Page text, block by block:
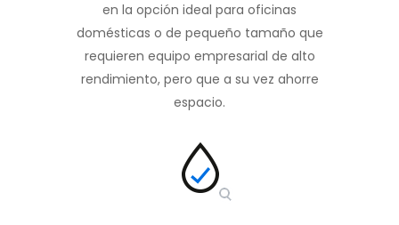
en la opción ideal para oficinas
domésticas o de pequeño tamaño que
requieren equipo empresarial de alto
rendimiento, pero que a su vez ahorre
espacio.